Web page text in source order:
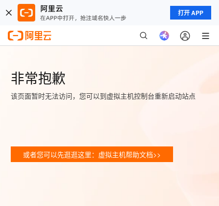
打开 APP
非常抱歉
该页面暂时无法访问，您可以到虚拟主机控制台重新启动站点
或者您可以先逛逛这里：虚拟主机帮助文档>>